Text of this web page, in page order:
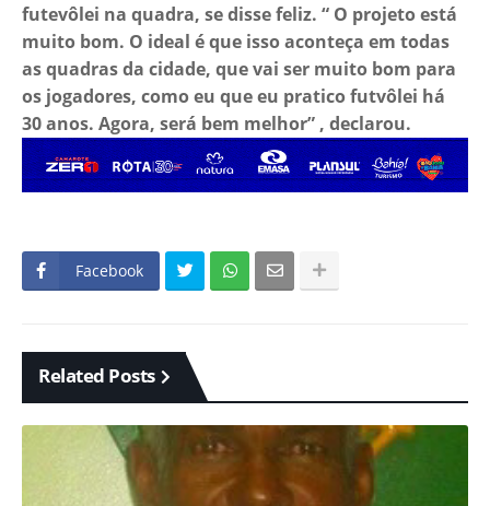
futevôlei na quadra, se disse feliz. “ O projeto está
muito bom. O ideal é que isso aconteça em todas
as quadras da cidade, que vai ser muito bom para
os jogadores, como eu que eu pratico futvôlei há
30 anos. Agora, será bem melhor” , declarou.
Facebook
Related Posts